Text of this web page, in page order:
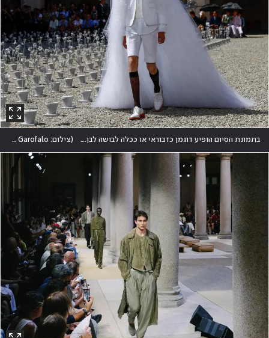
בתמונת הסיום הופיע דוגמן כדבוראי או ככלה לבושה לבן. בכך מבקש בראון לערער על ארכיטיפים גבריים ונשיים כאחד (צילום: Reuters/Alessandro Garofalo